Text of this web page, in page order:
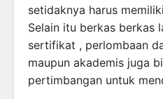
setidaknya harus
Selain itu berkas berkas
sertifikat , perlombaan
maupun akademis juga
pertimbangan untuk